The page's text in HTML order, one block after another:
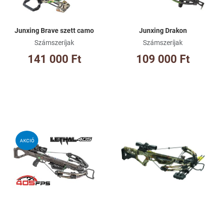
Junxing Brave szett camo
Számszeríjak
141 000 Ft
Junxing Drakon
Számszeríjak
109 000 Ft
AKCIÓ
Összehasonlításhoz adom